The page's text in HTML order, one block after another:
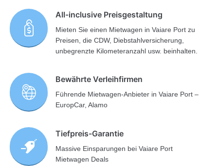
All-inclusive Preisgestaltung
Mieten Sie einen Mietwagen in Vaiare Port zu
Preisen, die CDW, Diebstahlversicherung,
unbegrenzte Kilometeranzahl usw. beinhalten.
Bewährte Verleihfirmen
Führende Mietwagen-Anbieter in Vaiare Port –
EuropCar, Alamo
Tiefpreis-Garantie
Massive Einsparungen bei Vaiare Port
Mietwagen Deals